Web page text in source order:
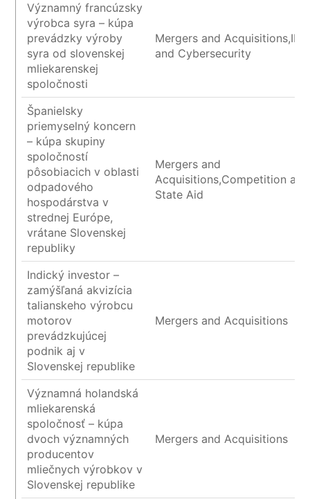
Významný francúzsky
výrobca syra – kúpa
prevádzky výroby
syra od slovenskej
mliekarenskej
spoločnosti
Mergers and Acquisitions,IP/
and Cybersecurity
Španielsky
priemyselný koncern
– kúpa skupiny
spoločností
pôsobiacich v oblasti
odpadového
hospodárstva v
strednej Európe,
vrátane Slovenskej
republiky
Mergers and
Acquisitions,Competition and
State Aid
Indický investor –
zamýšľaná akvizícia
talianskeho výrobcu
motorov
prevádzkujúcej
podnik aj v
Slovenskej republike
Mergers and Acquisitions
Významná holandská
mliekarenská
spoločnosť – kúpa
dvoch významných
producentov
mliečnych výrobkov v
Slovenskej republike
Mergers and Acquisitions